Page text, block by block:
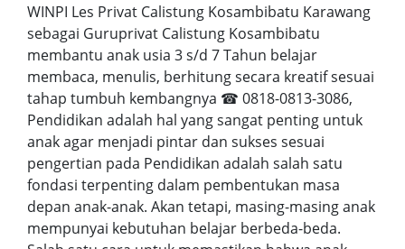
WINPI Les Privat Calistung Kosambibatu Karawang
sebagai Guruprivat Calistung Kosambibatu
membantu anak usia 3 s/d 7 Tahun belajar
membaca, menulis, berhitung secara kreatif sesuai
tahap tumbuh kembangnya ☎ 0818-0813-3086,
Pendidikan adalah hal yang sangat penting untuk
anak agar menjadi pintar dan sukses sesuai
pengertian pada Pendidikan adalah salah satu
fondasi terpenting dalam pembentukan masa
depan anak-anak. Akan tetapi, masing-masing anak
mempunyai kebutuhan belajar berbeda-beda.